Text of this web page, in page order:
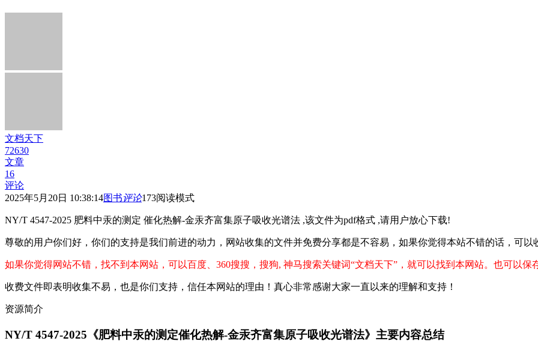
文档天下
72630
文章
16
评论
2025年5月20日 10:38:14图书评论173阅读模式
NY/T 4547-2025 肥料中汞的测定 催化热解-金汞齐富集原子吸收光谱法 ,该文件为pdf格式 ,请用户放心下载!
尊敬的用户你们好，你们的支持是我们前进的动力，网站收集的文件并免费分享都是不容易，如果你觉得本站不错的话，可以
如果你觉得网站不错，找不到本网站，可以百度、360搜搜，搜狗, 神马搜索关键词“文档天下”，就可以找到本网站。也可以保
收费文件即表明收集不易，也是你们支持，信任本网站的理由！真心非常感谢大家一直以来的理解和支持！
资源简介
NY/T 4547-2025《肥料中汞的测定催化热解-金汞齐富集原子吸收光谱法》主要内容总结